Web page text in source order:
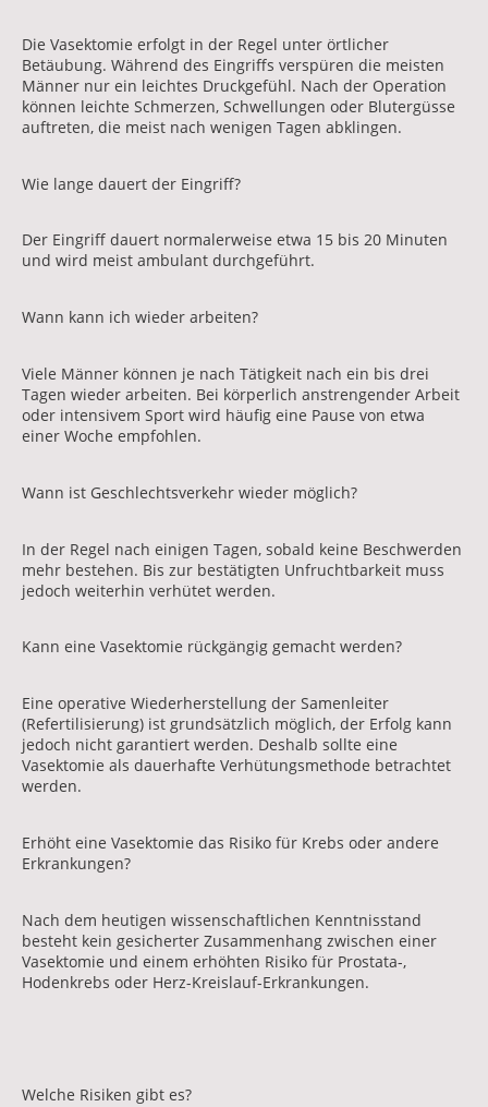
Die Vasektomie erfolgt in der Regel unter örtlicher
Betäubung. Während des Eingriffs verspüren die meisten
Männer nur ein leichtes Druckgefühl. Nach der Operation
können leichte Schmerzen, Schwellungen oder Blutergüsse
auftreten, die meist nach wenigen Tagen abklingen.
Wie lange dauert der Eingriff?
Der Eingriff dauert normalerweise etwa 15 bis 20 Minuten
und wird meist ambulant durchgeführt.
Wann kann ich wieder arbeiten?
Viele Männer können je nach Tätigkeit nach ein bis drei
Tagen wieder arbeiten. Bei körperlich anstrengender Arbeit
oder intensivem Sport wird häufig eine Pause von etwa
einer Woche empfohlen.
Wann ist Geschlechtsverkehr wieder möglich?
In der Regel nach einigen Tagen, sobald keine Beschwerden
mehr bestehen. Bis zur bestätigten Unfruchtbarkeit muss
jedoch weiterhin verhütet werden.
Kann eine Vasektomie rückgängig gemacht werden?
Eine operative Wiederherstellung der Samenleiter
(Refertilisierung) ist grundsätzlich möglich, der Erfolg kann
jedoch nicht garantiert werden. Deshalb sollte eine
Vasektomie als dauerhafte Verhütungsmethode betrachtet
werden.
Erhöht eine Vasektomie das Risiko für Krebs oder andere
Erkrankungen?
Nach dem heutigen wissenschaftlichen Kenntnisstand
besteht kein gesicherter Zusammenhang zwischen einer
Vasektomie und einem erhöhten Risiko für Prostata-,
Hodenkrebs oder Herz-Kreislauf-Erkrankungen.
Welche Risiken gibt es?